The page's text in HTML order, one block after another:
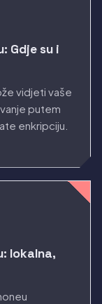
Gdje su i
vidjeti vaše
putem
enkripciju.
lokalna,